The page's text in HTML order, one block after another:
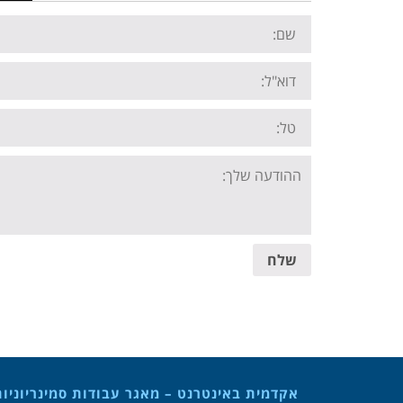
Name:
Email:
Tel:
Your
message:
שלח
אקדמית באינטרנט – מאגר עבודות